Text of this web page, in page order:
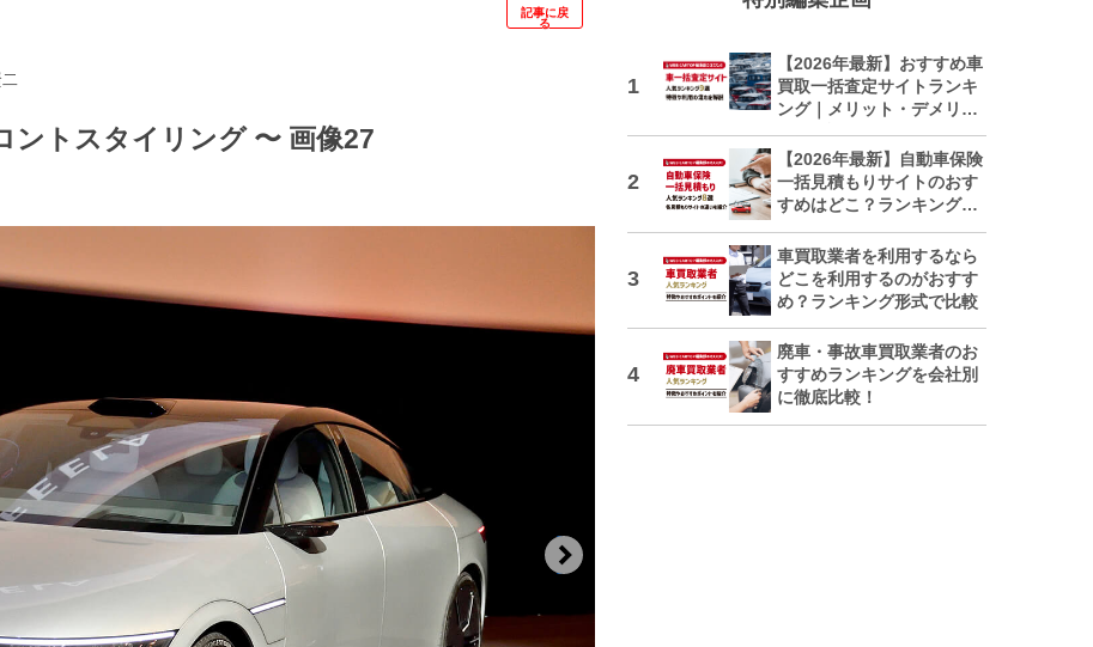
記事に戻
る
ントスタイリング 〜 画像27
【2026年最新】おすすめ車
買取一括査定サイトランキ
ング｜メリット・デメリッ
トも解説
【2026年最新】自動車保険
一括見積もりサイトのおす
すめはどこ？ランキングで
車買取業者を利用するなら
どこを利用するのがおすす
め？ランキング形式で比較
廃車・事故車買取業者のお
すすめランキングを会社別
に徹底比較！